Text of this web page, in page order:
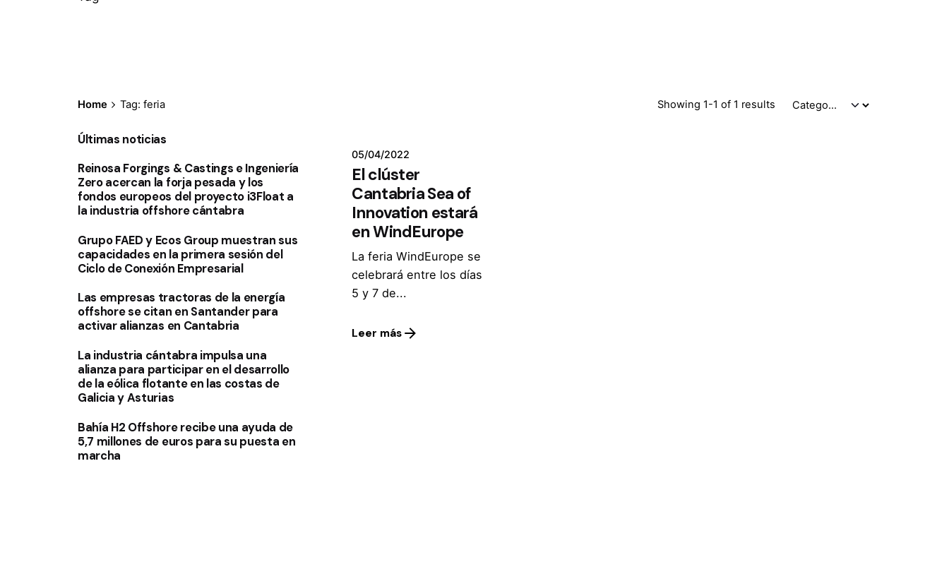
Home Tag: feria Showing 1-1 of 1 results
Últimas noticias
Reinosa Forgings & Castings e Ingeniería
Zero acercan la forja pesada y los
fondos europeos del proyecto i3Float a
la industria offshore cántabra
Grupo FAED y Ecos Group muestran sus
capacidades en la primera sesión del
Ciclo de Conexión Empresarial
Las empresas tractoras de la energía
offshore se citan en Santander para
activar alianzas en Cantabria
La industria cántabra impulsa una
alianza para participar en el desarrollo
de la eólica flotante en las costas de
Galicia y Asturias
Bahía H2 Offshore recibe una ayuda de
5,7 millones de euros para su puesta en
marcha
05/04/2022
El clúster
Cantabria Sea of
Innovation estará
en WindEurope
La feria WindEurope se
celebrará entre los días
5 y 7 de...
Leer más